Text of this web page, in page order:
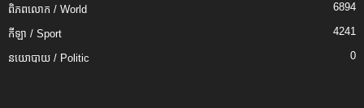
ពិភពលោក / World 6894
កីឡា / Sport 4241
នយោបាយ / Politic 0